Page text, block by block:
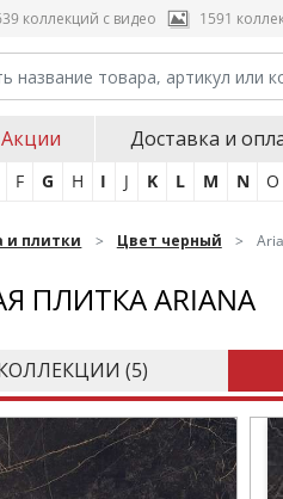
коллекций с видео 1591
Акции Доставка и
F G H I J K L M N O
и плитки Цвет черный
ПЛИТКА ARIANA
(5)